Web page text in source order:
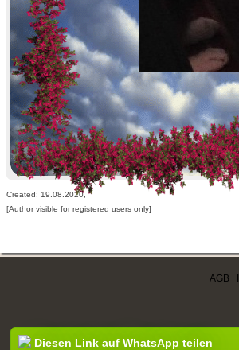
Created: 19.08.2020,
[Author visible for registered users only]
AGB
Diesen Link auf WhatsApp teilen